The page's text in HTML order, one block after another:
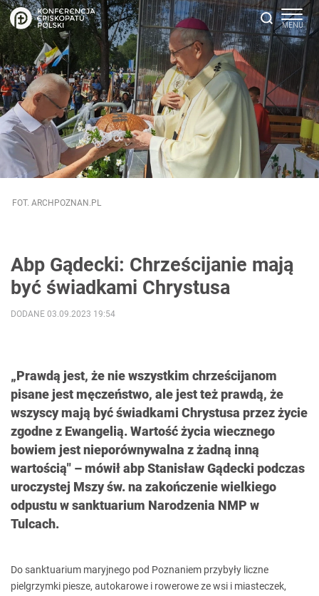
FOT. ARCHPOZNAN.PL
Abp Gądecki: Chrześcijanie mają
być świadkami Chrystusa
„Prawdą jest, że nie wszystkim chrześcijanom
pisane jest męczeństwo, ale jest też prawdą, że
wszyscy mają być świadkami Chrystusa przez życie
zgodne z Ewangelią. Wartość życia wiecznego
bowiem jest nieporównywalna z żadną inną
wartością" – mówił abp Stanisław Gądecki podczas
uroczystej Mszy św. na zakończenie wielkiego
odpustu w sanktuarium Narodzenia NMP w
Tulcach.
DODANE 03.09.2023 19:54
Do sanktuarium maryjnego pod Poznaniem przybyły liczne
pielgrzymki piesze, autokarowe i rowerowe ze wsi i miasteczek,